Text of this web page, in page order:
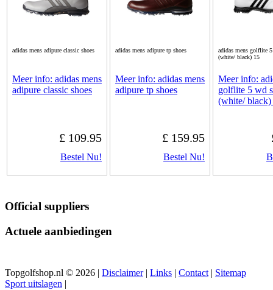
adidas mens adipure classic shoes
Meer info: adidas mens
adipure classic shoes
£ 109.95
Bestel Nu!
adidas mens adipure tp shoes
Meer info: adidas mens
adipure tp shoes
£ 159.95
Bestel Nu!
adidas mens golflite
(white/ black) 15
Meer info:
golflite 5 wd
(white/ black)
Official suppliers
Actuele aanbiedingen
Topgolfshop.nl © 2026 | Disclaimer| Links | Contact | Sitemap
Sport uitslagen |